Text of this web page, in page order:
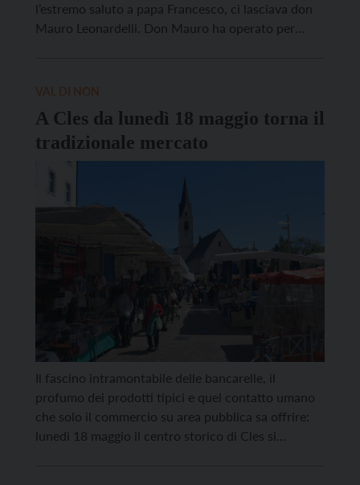
l’estremo saluto a papa Francesco, ci lasciava don
Mauro Leonardelli. Don Mauro ha operato per
A Cles da lunedì 18 maggio torna il
tradizionale mercato
Il fascino intramontabile delle bancarelle, il
profumo dei prodotti tipici e quel contatto umano
che solo il commercio su area pubblica sa offrire:
lunedì 18 maggio il centro storico di Cles si